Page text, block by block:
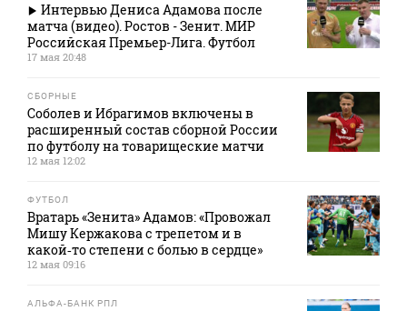
Интервью Дениса Адамова после
матча (видео). Ростов - Зенит. МИР
Российская Премьер-Лига. Футбол
17 мая 20:48
СБОРНЫЕ
Соболев и Ибрагимов включены в
расширенный состав сборной России
по футболу на товарищеские матчи
12 мая 12:02
ФУТБОЛ
Вратарь «Зенита» Адамов: «Провожал
Мишу Кержакова с трепетом и в
какой‑то степени с болью в сердце»
12 мая 09:16
АЛЬФА-БАНК РПЛ